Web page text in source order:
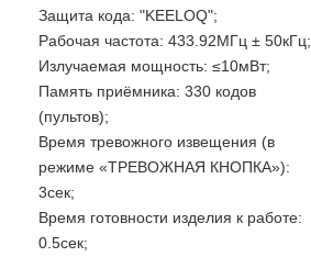
Защита кода: "KEELOQ";
Рабочая частота: 433.92МГц ± 50кГц;
Излучаемая мощность: ≤10мВт;
Память приёмника: 330 кодов
(пультов);
Время тревожного извещения (в
режиме «ТРЕВОЖНАЯ КНОПКА»):
3сек;
Время готовности изделия к работе:
0.5сек;